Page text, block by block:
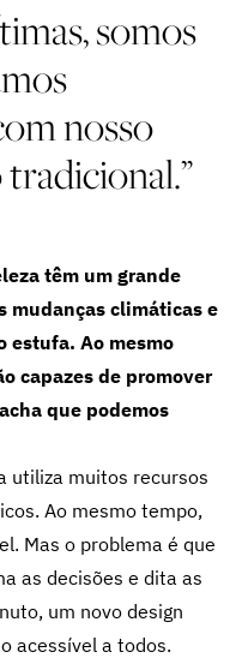
somos
nosso
têm um grande
mudanças climáticas e
estufa. Ao mesmo
capazes de promover
que podemos
utiliza muitos recursos
Ao mesmo tempo,
Mas o problema é que
as decisões e dita as
um novo design
acessível a todos.